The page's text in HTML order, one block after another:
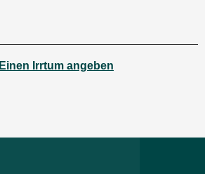
Einen Irrtum angeben